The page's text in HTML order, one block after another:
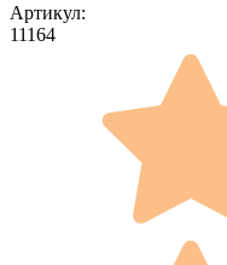
Артикул:
11164